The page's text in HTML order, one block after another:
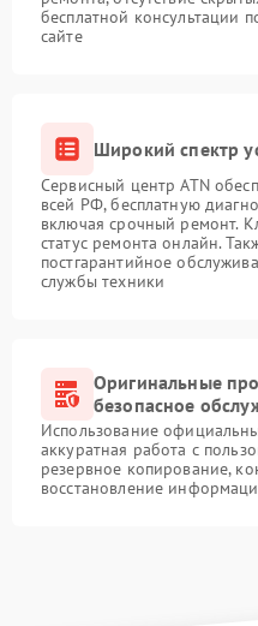
бесплатной консультации
сайте
Широкий спектр
Сервисный центр ATN
всей РФ, бесплатную
включая срочный ремонт.
статус ремонта онлайн.
постгарантийное
службы техники
Оригинальные
безопасное
Использование
аккуратная работа с
резервное копирование,
восстановление